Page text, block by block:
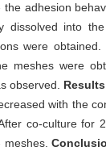
adhesion
into
were
meshes were
observed. Results
with the
co-culture for
meshes.